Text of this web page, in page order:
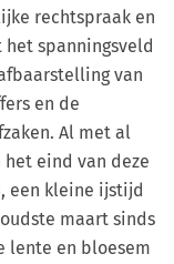
rechtspraak en
spanningsveld
van
en de
Al met al
eind van deze
een kleine ijstijd
maart sinds
lente en bloesem